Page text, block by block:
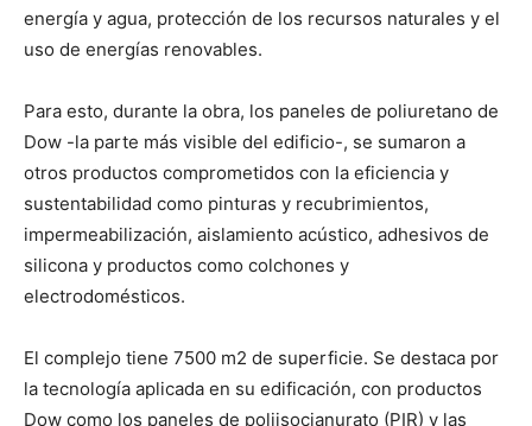
energía y agua, protección de los recursos naturales y el
uso de energías renovables.
Para esto, durante la obra, los paneles de poliuretano de
Dow -la parte más visible del edificio-, se sumaron a
otros productos comprometidos con la eficiencia y
sustentabilidad como pinturas y recubrimientos,
impermeabilización, aislamiento acústico, adhesivos de
silicona y productos como colchones y
electrodomésticos.
El complejo tiene 7500 m2 de superficie. Se destaca por
la tecnología aplicada en su edificación, con productos
Dow como los paneles de poliisocianurato (PIR) y las